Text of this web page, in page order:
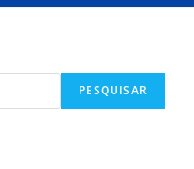
PESQUISAR